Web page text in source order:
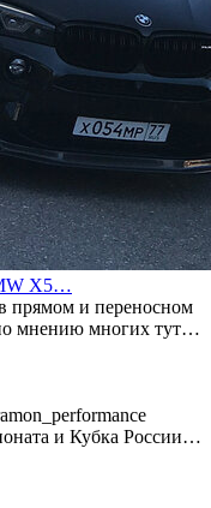
X5…
прямом и переносном
мнению многих тут…
и Кубка России…